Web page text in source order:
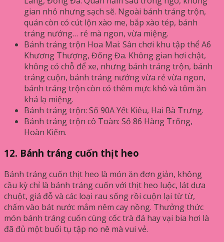
gian nhỏ nhưng sạch sẽ. Ngoài bánh tráng trộn,
quán còn có cút lộn xào me, bắp xào tép, bánh
tráng nướng… rẻ mà ngon, vừa miệng.
Bánh tráng trộn Hoa Mai: Sân chơi khu tập thể A6
Khương Thượng, Đống Đa. Không gian hơi chật,
không có chỗ để xe, nhưng bánh tráng trộn, bánh
tráng cuộn, bánh tráng nướng vừa rẻ vừa ngon,
bánh tráng trộn còn có thêm mực khô và tôm ăn
khá lạ miệng.
Bánh tráng trộn: Số 90A Yết Kiêu, Hai Bà Trưng.
Bánh tráng trộn cô Toàn: Số 86 Hàng Trống,
Hoàn Kiếm.
12. Bánh tráng cuốn thịt heo
Bánh tráng cuốn thịt heo là món ăn đơn giản, không
cầu kỳ chỉ là bánh tráng cuốn với thịt heo luộc, lát dưa
chuột, giá đỗ và các loại rau sống rồi cuộn lại từ từ,
chấm vào bát nước mắm nêm cay nồng. Thưởng thức
món bánh tráng cuốn cùng cốc trà đá hay vại bia hơi là
đã đủ một buổi tụ tập no nê mà vui vẻ.